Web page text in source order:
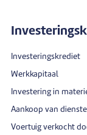
Investeringskrediet
Werkkapitaal
Investering in
Aankoop van
Voertuig verkocht